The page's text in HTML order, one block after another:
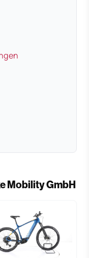
in neuem Tab)
(öffnet in neuem
Tab)
Mobility GmbH